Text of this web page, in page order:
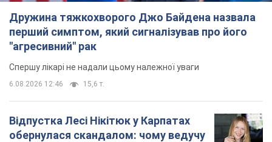
Дружина тяжкохворого Джо Байдена назвала
перший симптом, який сигналізував про його
"агресивний" рак
Спершу лікарі не надали цьому належної уваги
6.08.2026 12:46 15,6 т.
Відпустка Лесі Нікітюк у Карпатах
обернулася скандалом: чому ведучу